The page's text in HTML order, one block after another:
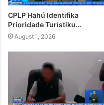
CPLP Hahú Identifika
Prioridade Turístiku…
August 1, 2026